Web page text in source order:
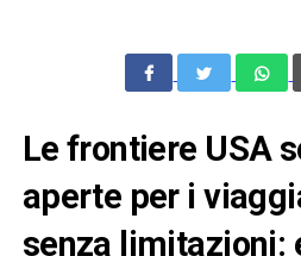
Le frontiere USA
aperte per i
senza limitazioni: